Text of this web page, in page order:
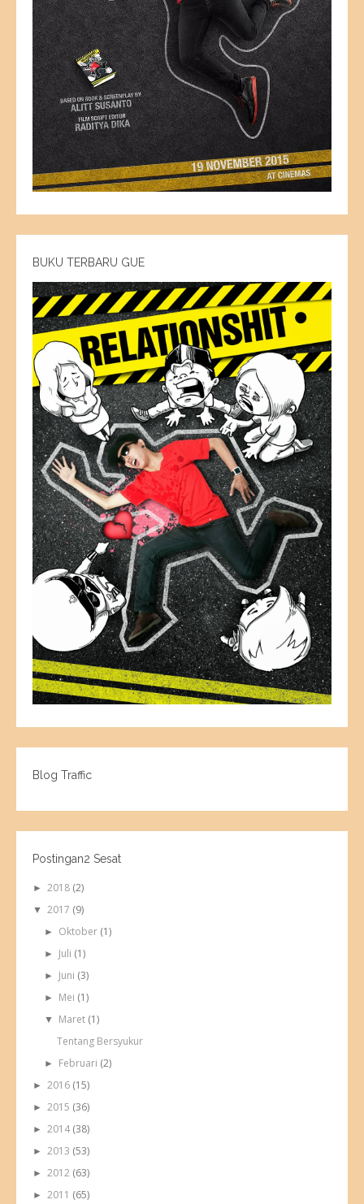
BUKU TERBARU GUE
Blog Traffic
Postingan2 Sesat
► 2018 (2)
▼ 2017 (9)
► Oktober (1)
► Juli (1)
► Juni (3)
► Mei (1)
▼ Maret (1)
Tentang Bersyukur
► Februari (2)
► 2016 (15)
► 2015 (36)
► 2014 (38)
► 2013 (53)
► 2012 (63)
► 2011 (65)